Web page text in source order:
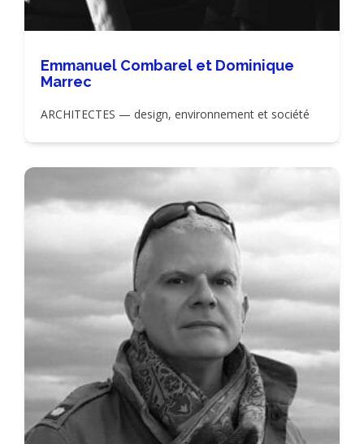
Emmanuel Combarel et Dominique
Marrec
ARCHITECTES — design, environnement et société